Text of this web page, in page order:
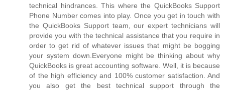
technical hindrances. This where the QuickBooks Support
Phone Number comes into play. Once you get in touch with
the QuickBooks Support team, our expert technicians will
provide you with the technical assistance that you require in
order to get rid of whatever issues that might be bogging
your system down.Everyone might be thinking about why
QuickBooks is great accounting software. Well, it is because
of the high efficiency and 100% customer satisfaction. And
you also get the best technical support through the